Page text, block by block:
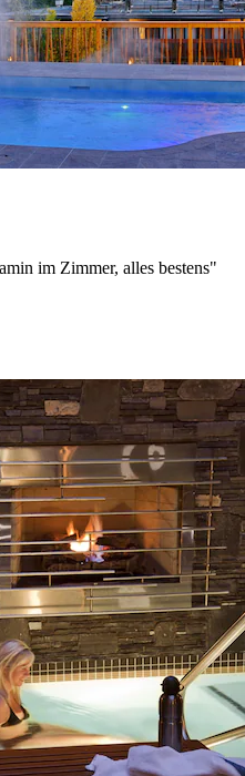
im Zimmer, alles bestens"